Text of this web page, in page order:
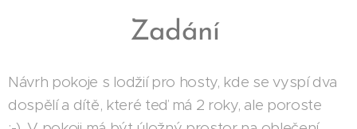
Zadání
Návrh pokoje s lodžií pro hosty, kde se vyspí dva
dospělí a dítě, které teď má 2 roky, ale poroste